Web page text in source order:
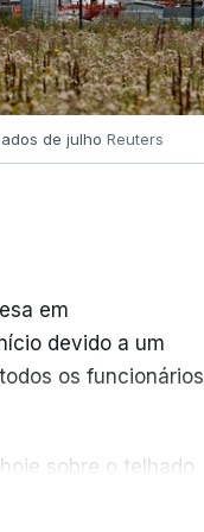
de julho Reuters
em
devido a um
os funcionários
sobre o telhado